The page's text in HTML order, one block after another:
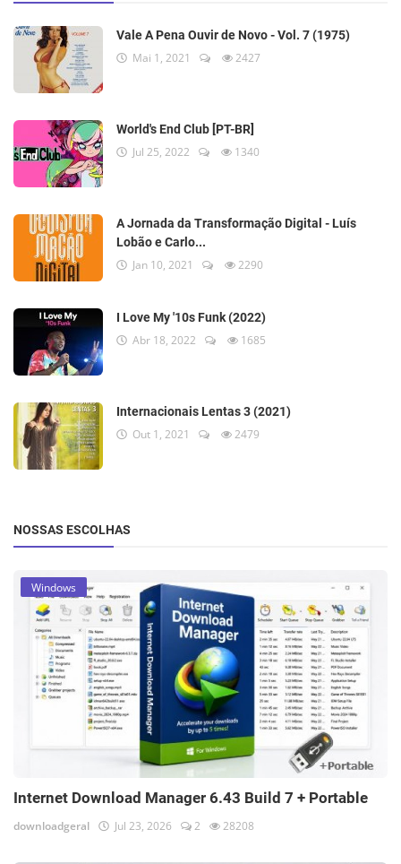
Vale A Pena Ouvir de Novo - Vol. 7 (1975)
Mai 1, 2021 2427
World's End Club [PT-BR]
Jul 25, 2022 1340
A Jornada da Transformação Digital - Luís
Lobão e Carlo...
Jan 10, 2021 2290
I Love My '10s Funk (2022)
Abr 18, 2022 1685
Internacionais Lentas 3 (2021)
Out 1, 2021 2479
NOSSAS ESCOLHAS
Windows
Internet Download Manager 6.43 Build 7 + Portable
downloadgeral Jul 23, 2026 2 28208